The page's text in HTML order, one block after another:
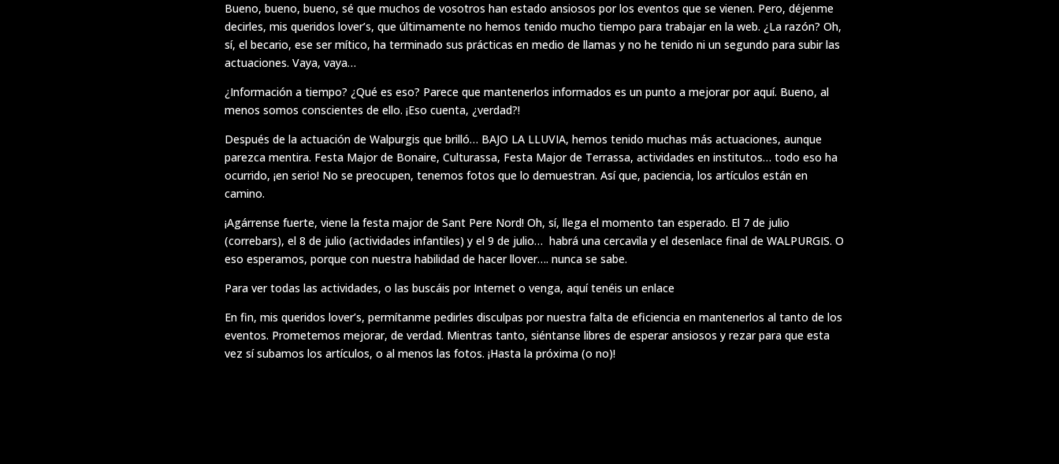
Bueno, bueno, bueno, sé que muchos de vosotros han estado ansiosos por los eventos que se vienen. Pero, déjenme
decirles, mis queridos lover’s, que últimamente no hemos tenido mucho tiempo para trabajar en la web. ¿La razón? Oh,
sí, el becario, ese ser mítico, ha terminado sus prácticas en medio de llamas y no he tenido ni un segundo para subir las
actuaciones. Vaya, vaya…
¿Información a tiempo? ¿Qué es eso? Parece que mantenerlos informados es un punto a mejorar por aquí. Bueno, al
menos somos conscientes de ello. ¡Eso cuenta, ¿verdad?!
Después de la actuación de Walpurgis que brilló… BAJO LA LLUVIA, hemos tenido muchas más actuaciones, aunque
parezca mentira. Festa Major de Bonaire, Culturassa, Festa Major de Terrassa, actividades en institutos… todo eso ha
ocurrido, ¡en serio! No se preocupen, tenemos fotos que lo demuestran. Así que, paciencia, los artículos están en
camino.
¡Agárrense fuerte, viene lafesta major de Sant Pere Nord! Oh, sí, llega el momento tan esperado. El 7 de julio
(correbars), el 8 de julio (actividades infantiles) y el 9 de julio… habrá una cercavila y el desenlace final de WALPURGIS. O
eso esperamos, porque con nuestra habilidad de hacer llover…. nunca se sabe.
Para ver todas las actividades, o las buscáis por Internet o venga, aquí tenéis un enlace
En fin, mis queridos lover’s, permítanme pedirles disculpas por nuestra falta de eficiencia en mantenerlos al tanto de los
eventos. Prometemos mejorar, de verdad. Mientras tanto, siéntanse libres de esperar ansiosos y rezar para que esta
vez sí subamos los artículos, o al menos las fotos. ¡Hasta la próxima (o no)!